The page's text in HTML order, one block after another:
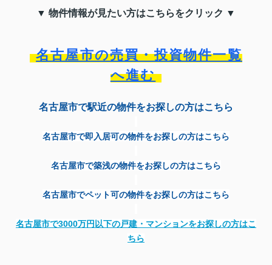
▼ 物件情報が見たい方はこちらをクリック ▼
名古屋市の売買・投資物件一覧
へ進む
名古屋市で駅近の物件をお探しの方はこちら
名古屋市で即入居可の物件をお探しの方はこちら
名古屋市で築浅の物件をお探しの方はこちら
名古屋市でペット可の物件をお探しの方はこちら
名古屋市で3000万円以下の戸建・マンションをお探しの方はこ
ちら